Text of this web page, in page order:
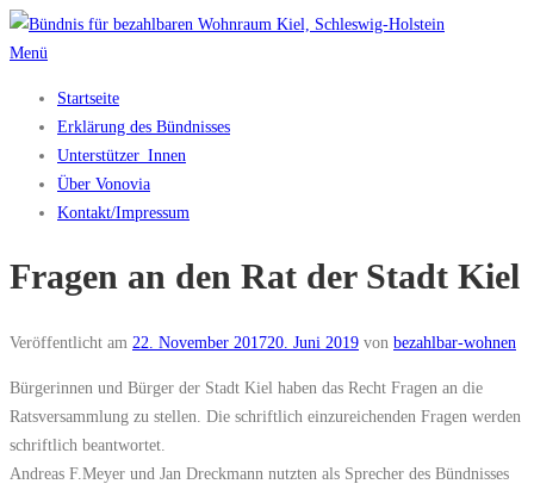
Zum
Inhalt
Menü
Startseite
Erklärung des Bündnisses
Unterstützer_Innen
Über Vonovia
Kontakt/Impressum
Fragen an den Rat der Stadt Kiel
Veröffentlicht am 22. November 201720. Juni 2019 von bezahlbar-wohnen
Bürgerinnen und Bürger der Stadt Kiel haben das Recht Fragen an die
Ratsversammlung zu stellen. Die schriftlich einzureichenden Fragen werden
schriftlich beantwortet.
Andreas F.Meyer und Jan Dreckmann nutzten als Sprecher des Bündnisses